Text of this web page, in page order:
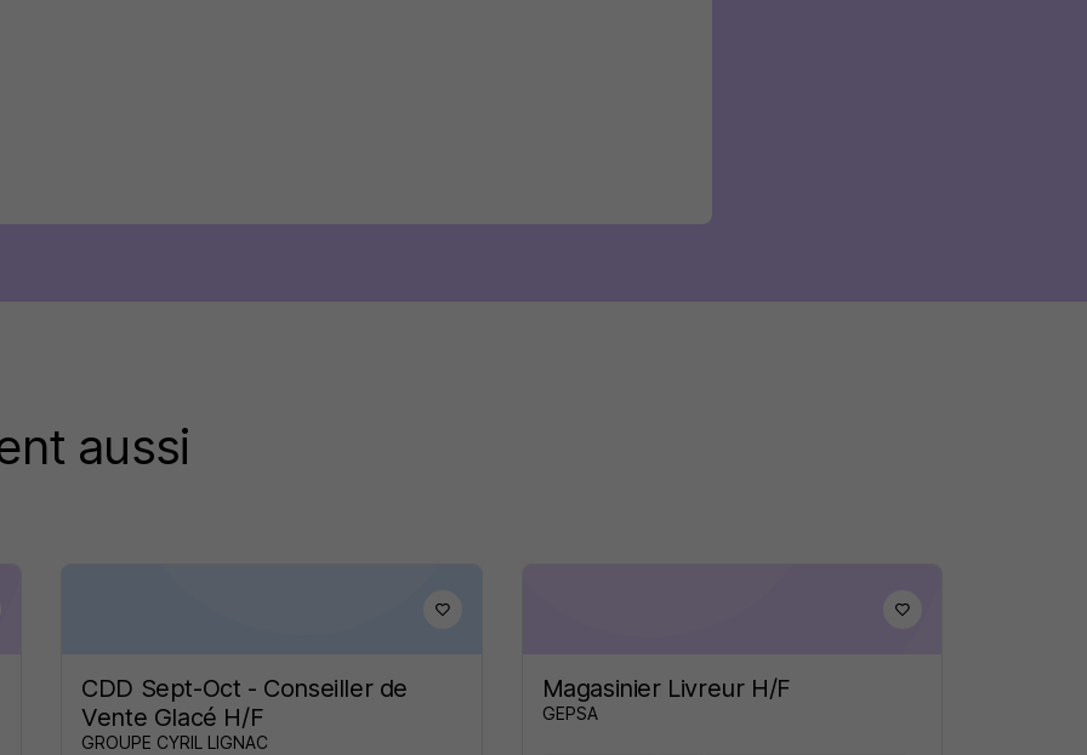
aussi
CDD Sept-Oct - Conseiller de
Vente Glacé H/F
GROUPE CYRIL LIGNAC
Magasinier Livreur H/F
GEPSA